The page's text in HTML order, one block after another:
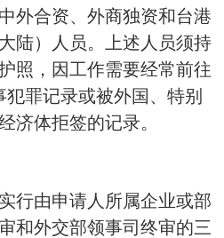
外合资、外商独资和台港
陆）人员。上述人员须持
照，因工作需要经常前往
犯罪记录或被外国、特别
济体拒签的记录。
由申请人所属企业或部
和外交部领事司终审的三